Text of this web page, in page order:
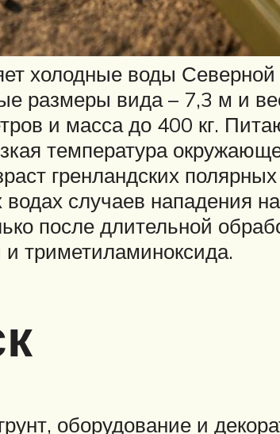
холодные воды
размеры вида – 7,3 м и
и масса до 400 кг.
температура
гренландских
случаев нападения
после длительной
и триметиламиноксида.
оборудование и